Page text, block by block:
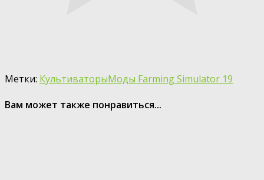
Метки: КультиваторыМоды Farming Simulator 19
Вам может также понравиться...